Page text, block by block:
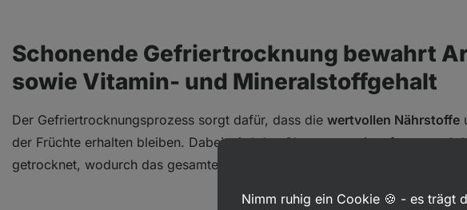
Schonende Gefriertrocknung bewahrt
sowie Vitamin- und Mineralstoffgehalt
Der Gefriertrocknungsprozess sorgt dafür, dass die wertvollen Nährstoffe
der Früchte erhalten bleiben. Dabei wird das Obst zuerst eingefroren und
getrocknet, wodurch das gesamte Wasser entfernt wird. So bleibt die
Nimm ruhig ein Cookie 🍪 - es trägt